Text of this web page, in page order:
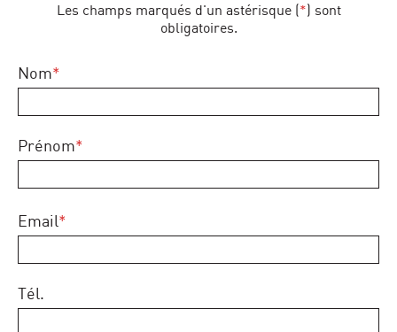
Les champs marqués d'un astérisque (*) sont
obligatoires.
Nom*
Prénom*
Email*
Tél.